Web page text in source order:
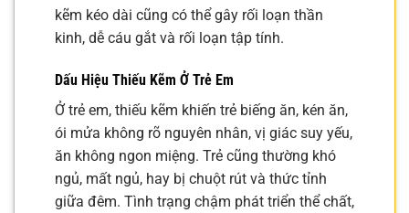
kẽm kéo dài cũng có thể gây rối loạn thần
kinh, dễ cáu gắt và rối loạn tập tính.
Dấu Hiệu Thiếu Kẽm Ở Trẻ Em
Ở trẻ em, thiếu kẽm khiến trẻ biếng ăn, kén ăn,
ói mửa không rõ nguyên nhân, vị giác suy yếu,
ăn không ngon miệng. Trẻ cũng thường khó
ngủ, mất ngủ, hay bị chuột rút và thức tỉnh
giữa đêm. Tình trạng chậm phát triển thể chất,